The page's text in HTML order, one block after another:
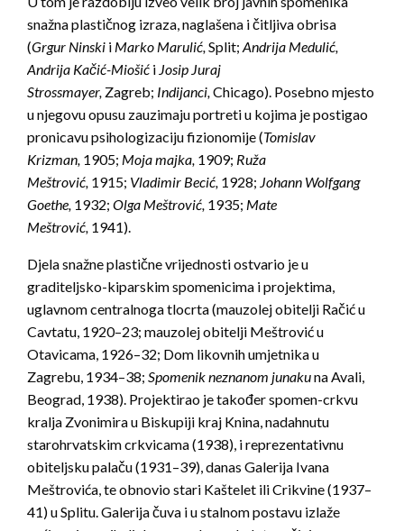
snažna plastičnog izraza, naglašena i čitljiva obrisa
(Grgur Ninski i Marko Marulić,Split; Andrija Medulić,
Andrija Kačić-Miošić i Josip Juraj
Strossmayer, Zagreb; Indijanci,Chicago). Posebno mjesto
u njegovu opusu zauzimaju portreti u kojima je postigao
pronicavu psihologizaciju fizionomije (Tomislav
Krizman, 1905; Moja majka, 1909; Ruža
Meštrović, 1915; Vladimir Becić, 1928; Johann Wolfgang
Goethe, 1932; Olga Meštrović, 1935; Mate
Meštrović, 1941).
Djela snažne plastične vrijednosti ostvario je u
graditeljsko-kiparskim spomenicima i projektima,
uglavnom centralnoga tlocrta (mauzolej obitelji Račić u
Cavtatu, 1920–23; mauzolej obitelji Meštrović u
Otavicama, 1926–32; Dom likovnih umjetnika u
Zagrebu, 1934–38; Spomenik neznanom junakuna Avali,
Beograd, 1938). Projektirao je također spomen-crkvu
kralja Zvonimira u Biskupiji kraj Knina, nadahnutu
starohrvatskim crkvicama (1938), i reprezentativnu
obiteljsku palaču (1931–39), danas Galerija Ivana
Meštrovića, te obnovio stari Kaštelet ili Crikvine (1937–
41) u Splitu. Galerija čuva i u stalnom postavu izlaže